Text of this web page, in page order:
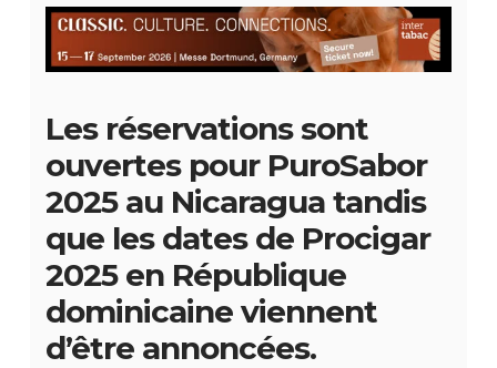
Les réservations sont
ouvertes pour PuroSabor
2025 au Nicaragua tandis
que les dates de Procigar
2025 en République
dominicaine viennent
d’être annoncées.